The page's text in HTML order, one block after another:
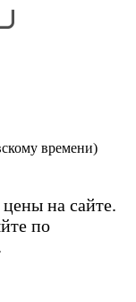
времени)
на сайте.
по